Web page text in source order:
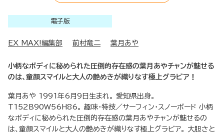
電子版
EX MAX!編集部 前村竜二 葉月あや
小柄なボディに秘められた圧倒的存在感の葉月あやチャンが魅せる
のは、童顔スマイルと大人の艶めきが織りなす極上グラビア！
葉月あや 1991年6月9日生まれ。 愛知県出身。
T152B90W56H86。 趣味・特技／サーフィン・スノーボード 小柄
なボディに秘められた圧倒的存在感の葉月あやチャンが魅せるの
は、童顔スマイルと大人の艶めきが織りなす極上グラビア。 大胆さと